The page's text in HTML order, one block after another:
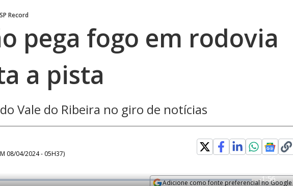
SP Record
pega fogo em rodovia
a pista
Vale do Ribeira no giro de notícias
08/04/2024 - 05H37)
Adicione como fonte preferencial no Google
R
-1:56